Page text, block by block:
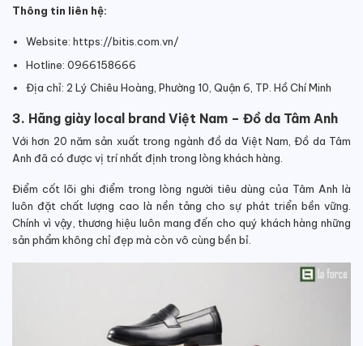
Thông tin liên hệ:
Website: https://bitis.com.vn/
Hotline: 0966158666
Địa chỉ: 2 Lý Chiêu Hoàng, Phường 10, Quận 6, TP. Hồ Chí Minh
3. Hãng giày local brand Việt Nam – Đồ da Tâm Anh
Với hơn 20 năm sản xuất trong ngành đồ da Việt Nam, Đồ da Tâm
Anh đã có được vị trí nhất định trong lòng khách hàng.
Điểm cốt lõi ghi điểm trong lòng người tiêu dùng của Tâm Anh là
luôn đặt chất lượng cao là nền tảng cho sự phát triển bền vững.
Chính vì vậy, thương hiệu luôn mang đến cho quý khách hàng những
sản phẩm không chỉ đẹp mà còn vô cùng bền bỉ.